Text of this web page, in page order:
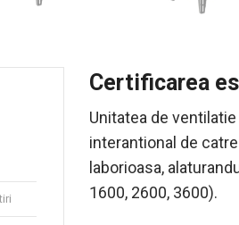
Certificarea
Unitatea de
interantional de
laborioasa,
1600, 2600, 3600).